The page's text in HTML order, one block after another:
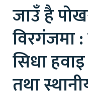
जाउँ है
विरगंजमा
सिधा
तथा